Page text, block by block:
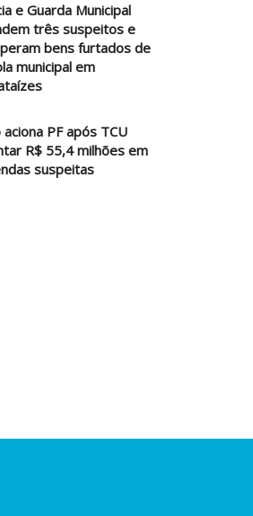
e Guarda Municipal
três suspeitos e
bens furtados de
municipal em
aciona PF após TCU
R$ 55,4 milhões em
suspeitas